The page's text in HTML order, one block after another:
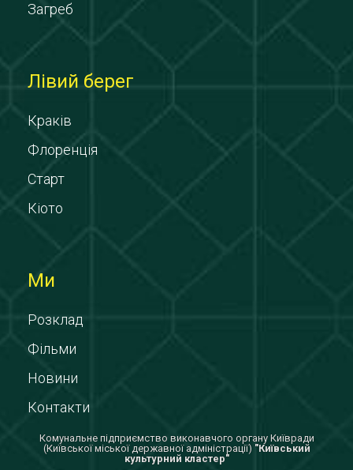
Загреб
Лівий берег
Краків
Флоренція
Старт
Кіото
Ми
Розклад
Фільми
Новини
Контакти
Комунальне підприємство виконавчого органу Київради
(Київської міської державної адміністрації) "Київський
культурний кластер"